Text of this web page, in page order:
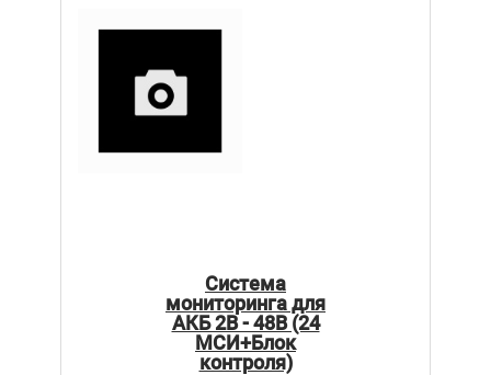
Система
мониторинга для
АКБ 2В - 48В (24
МСИ+Блок
контроля)